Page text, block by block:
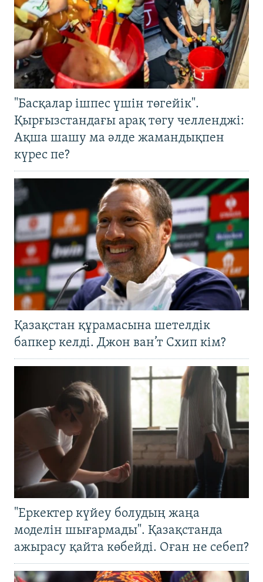
"Басқалар ішпес үшін төгейік".
Қырғызстандағы арақ төгу челленджі:
Ақша шашу ма әлде жамандықпен
күрес пе?
Қазақстан құрамасына шетелдік
бапкер келді. Джон ван’т Схип кім?
"Еркектер күйеу болудың жаңа
моделін шығармады". Қазақстанда
ажырасу қайта көбейді. Оған не себеп?